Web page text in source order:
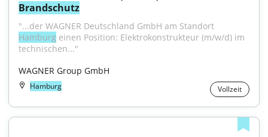
Brandschutz
Hamburg einen Position: Elektrokonstrukteur (m/w/d) im
technischen..."
WAGNER Group GmbH
Hamburg Vollzeit